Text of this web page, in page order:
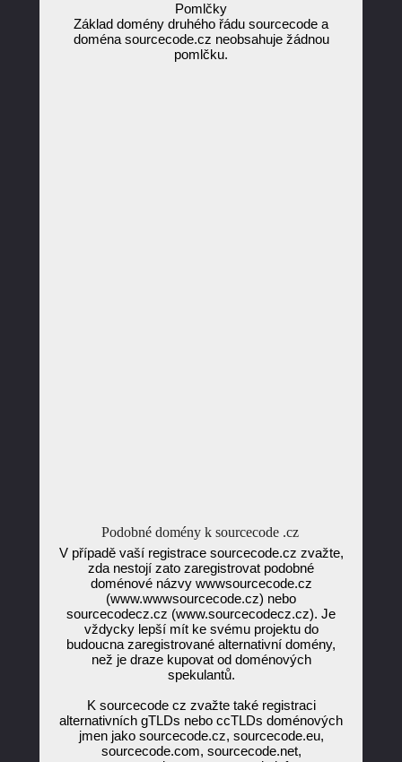
Pomlčky
Základ domény druhého řádu sourcecode a
doména sourcecode.cz neobsahuje žádnou
pomlčku.
Podobné domény k sourcecode .cz
V případě vaší registrace sourcecode.cz zvažte,
zda nestojí zato zaregistrovat podobné
doménové názvy wwwsourcecode.cz
(www.wwwsourcecode.cz) nebo
sourcecodecz.cz (www.sourcecodecz.cz). Je
vždycky lepší mít ke svému projektu do
budoucna zaregistrované alternativní domény,
než je draze kupovat od doménových
spekulantů.
K sourcecode cz zvažte také registraci
alternativních gTLDs nebo ccTLDs doménových
jmen jako sourcecode.cz, sourcecode.eu,
sourcecode.com, sourcecode.net,